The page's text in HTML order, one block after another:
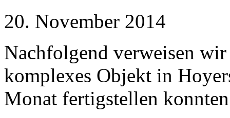
20. November 2014
Nachfolgend verweisen
komplexes Objekt in
Monat fertigstellen